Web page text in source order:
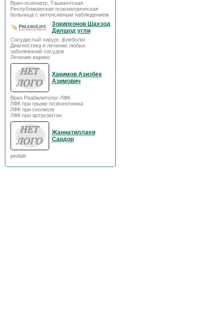
Врач-психиатр, Ташкентская
Республиканская психиатрическая
больница с интенсивным наблюдением
Зокирхонов Шахзод
Дилшод угли
Сосудистый хирург, флеболог
Диагностика и лечение любых
заболеваний сосудов
Лечение варико
Хакимов Азизбек
Азимович
Врач Реабилитолог-ЛФК
ЛФК при грыже позвоночника
ЛФК при сколиозе
ЛФК при артрозе(гон
Жаннатиллаев
Сардор
pediatr